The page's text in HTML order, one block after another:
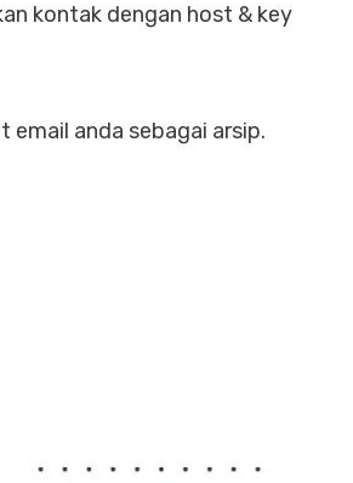
kontak dengan host & key
email anda sebagai arsip.